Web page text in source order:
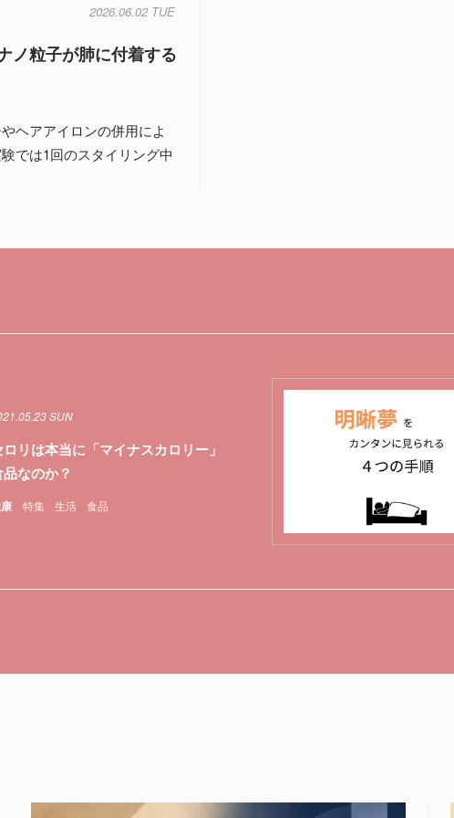
2026.06.02 TUE
ノ粒子が肺に付着する
ヘアアイロンの併用によ
では1回のスタイリング中
特集 生活 食品
SUN
ロリは本当に「マイナスカロリー」
なのか？